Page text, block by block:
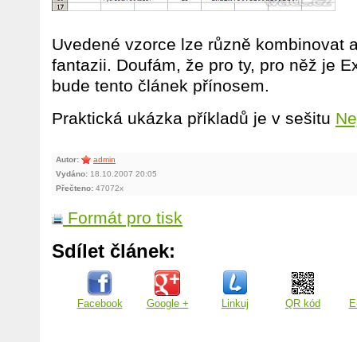
Uvedené vzorce lze různě kombinovat
fantazii. Doufám, že pro ty, pro něž je
bude tento článek přínosem.
Praktická ukázka příkladů je v sešitu
Autor:
admin
Vydáno: 18.10.2007 20:05
Přečteno: 47072x
Formát pro tisk
Sdílet článek:
Facebook Google + Linkuj QR kód